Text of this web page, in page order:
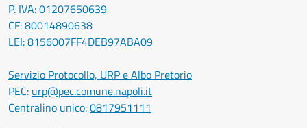
P. IVA: 01207650639
CF: 80014890638
LEI: 8156007FF4DEB97ABA09
Servizio Protocollo, URP e Albo Pretorio
PEC: urp@pec.comune.napoli.it
Centralino unico:0817951111